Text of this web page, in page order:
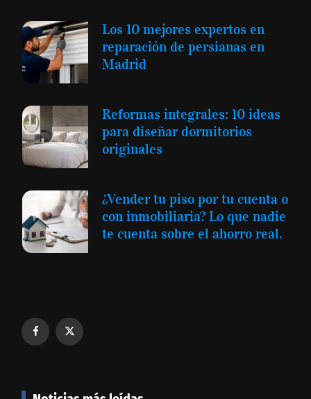
Los 10 mejores expertos en
reparación de persianas en
Madrid
Reformas integrales: 10 ideas
para diseñar dormitorios
originales
¿Vender tu piso por tu cuenta o
con inmobiliaria? Lo que nadie
te cuenta sobre el ahorro real.